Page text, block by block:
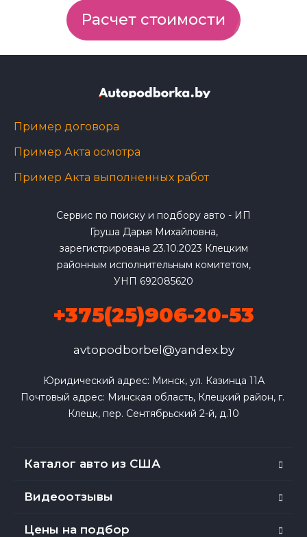
Расчет стоимости
Пример договора
Пример Акта осмотра
Пример Акта выполненных работ
Сервис по поиску и подбору авто - ИП
Груша Дарья Михайловна,
зарегистрирована 23.10.2023 Клецким
районным исполнительным комитетом,
УНП 692085620
+375(25)906-20-53
avtopodborbel@yandex.by
Юридический адрес: Минск, ул. Казинца 11А
Почтовый адрес: Минская область, Клецкий район, г.
Клецк, пер. Сентябрьский 2-й, д.10
Каталог авто из США
Видеоотзывы
Цены на подбор